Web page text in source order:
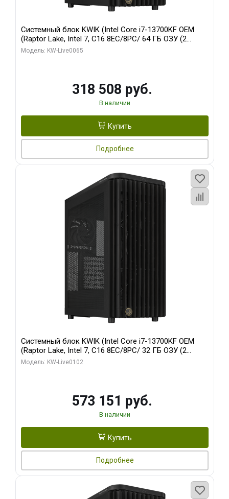
Системный блок KWIK (Intel Core i7-13700KF OEM
(Raptor Lake, Intel 7, C16 8EC/8PC/ 64 ГБ ОЗУ (2
модуля)/ ASUS RTX5080 PROART OC 16GB GDDR7
Модель: KW-Live0065
318 508 руб.
В наличии
Купить
Подробнее
Системный блок KWIK (Intel Core i7-13700KF OEM
(Raptor Lake, Intel 7, C16 8EC/8PC/ 32 ГБ ОЗУ (2
модуля)/ Afox RTX4090 24GB GDDR6X 384-Bit 3xDP
Модель: KW-Live0102
573 151 руб.
В наличии
Купить
Подробнее